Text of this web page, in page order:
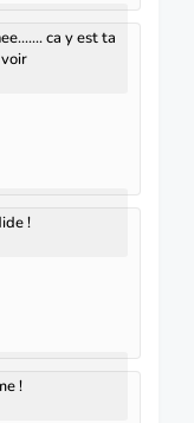
ca y est ta
!
!